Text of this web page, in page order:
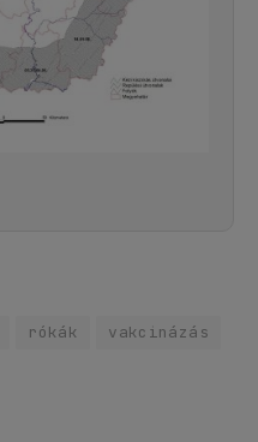
rókák
vakcinázás